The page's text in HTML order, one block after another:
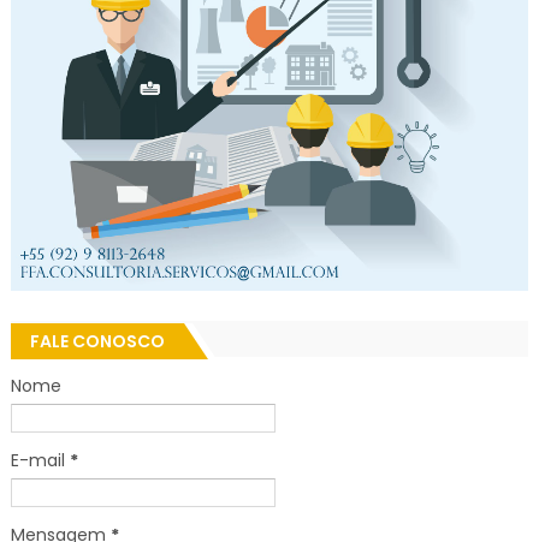
FALE CONOSCO
Nome
E-mail *
Mensagem *